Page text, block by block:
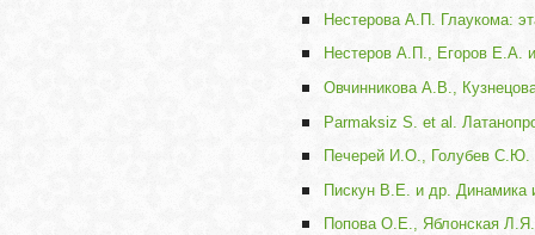
Нестерова А.П. Глаукома:
Нестеров А.П., Егоров Е.А.
Овчинникова А.В.,
Parmaksiz S. et al.
Печерей И.О., Голубев С.Ю.
Пискун В.Е. и др. Динамика
Попова О.Е., Яблонская Л.Я.